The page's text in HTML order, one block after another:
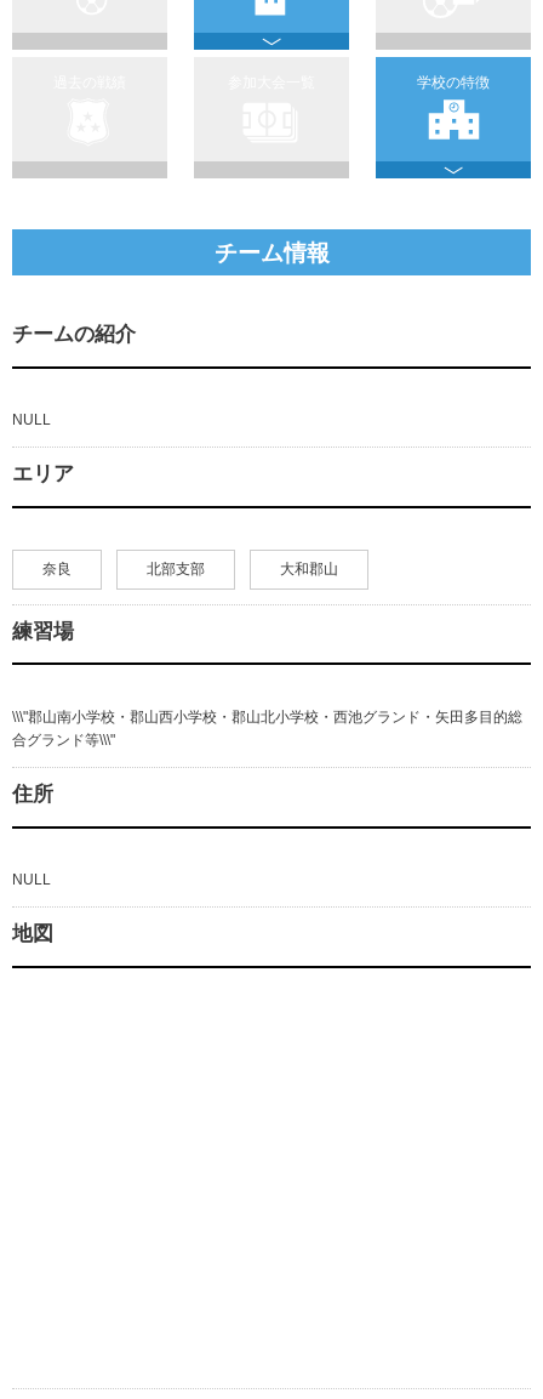
学校の特徴
チーム情報
チームの紹介
NULL
エリア
奈良 北部支部 大和郡山
練習場
\\\"郡山南小学校・郡山西小学校・郡山北小学校・西池グランド・矢田多目的総
合グランド等\\\"
住所
NULL
地図